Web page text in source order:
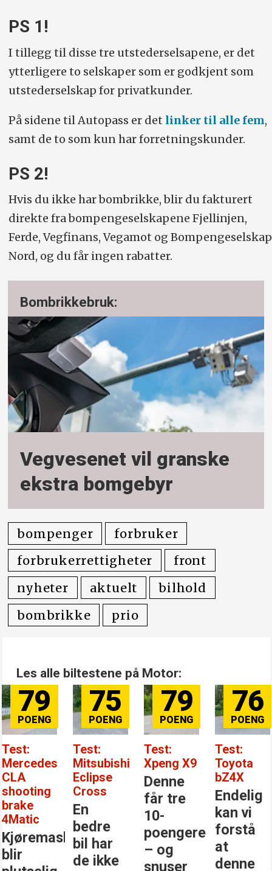
PS 1!
I tillegg til disse tre utstederselsapene, er det
ytterligere to selskaper som er godkjent som
utstederselskap for privatkunder.
På sidene til Autopass er det linker til alle fem,
samt de to som kun har forretningskunder.
PS 2!
Hvis du ikke har bombrikke, blir du fakturert
direkte fra bompenge­selskapene Fjellinjen,
Ferde, Vegfinans, Vegamot og Bompengeselskap
Nord, og du får ingen rabatter.
Bombrikkebruk:
Vegvesenet vil granske
ekstra bomgebyr
bompenger
forbruker
forbrukerrettigheter
front
nyheter
aktuelt
bilhold
bombrikke
prio
Les alle biltestene på Motor:
79
Test:
Mercedes
CLA
shooting
brake
4Matic
Kjøremaskinen
blir
75
Test:
Mitsubishi
Eclipse
Cross
En
bedre
bil har
de ikke
79
Test:
Xpeng X9
Denne
får tre
10-
poengere
– og
snuser
76
Test:
Toyota
bZ4X
Endelig
kan vi
forstå
at
denne